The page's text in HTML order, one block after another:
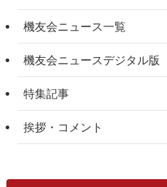
機友会ニュース一覧
機友会ニュースデジタル版
特集記事
挨拶・コメント